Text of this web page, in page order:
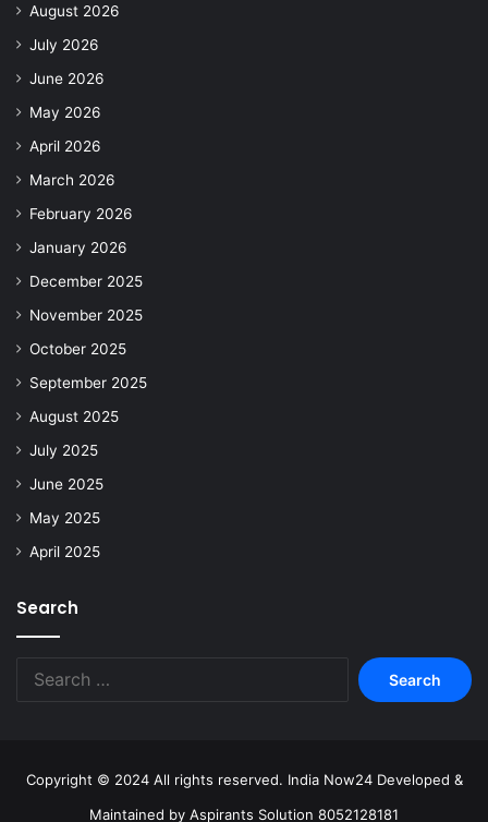
August 2026
July 2026
June 2026
May 2026
April 2026
March 2026
February 2026
January 2026
December 2025
November 2025
October 2025
September 2025
August 2025
July 2025
June 2025
May 2025
April 2025
Search
Copyright © 2024 All rights reserved. India Now24 Developed &
Maintained by Aspirants Solution 8052128181